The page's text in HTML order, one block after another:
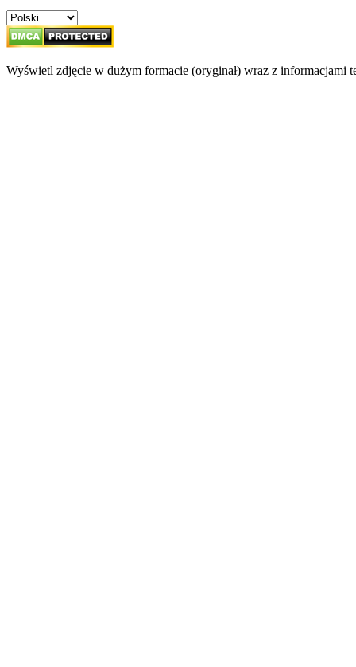
Wyświetl zdjęcie w dużym formacie (oryginał) wraz z informacjami